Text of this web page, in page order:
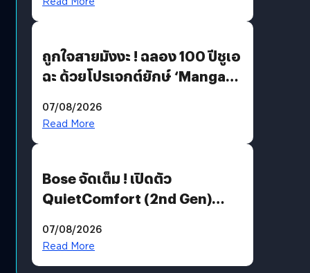
ถูกใจสายมังงะ ! ฉลอง 100 ปีชูเอ
ฉะ ด้วยโปรเจกต์ยักษ์ ‘Manga
มีภาษาไทยด้วย
07/08/2026
Read More
Bose จัดเต็ม ! เปิดตัว
QuietComfort (2nd Gen)
07/08/2026
Read More